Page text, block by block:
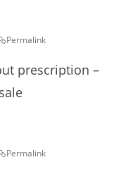
Permalink
prescription –
Permalink